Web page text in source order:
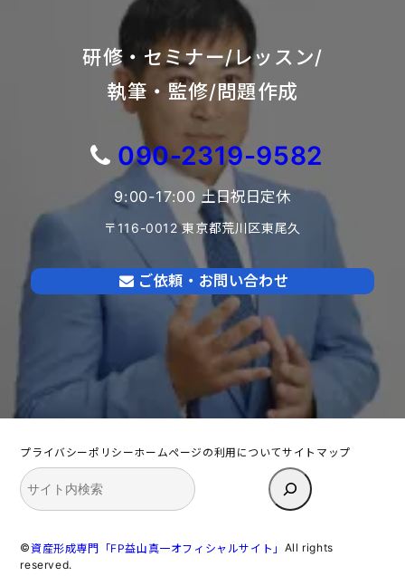
研修・セミナー/レッスン/
執筆・監修/問題作成
090-2319-9582
9:00-17:00 土日祝日定休
〒116-0012 東京都荒川区東尾久
ご依頼・お問い合わせ
プライバシーポリシーホームページの利用についてサイトマップ
検
索
©資産形成専門「FP益山真一オフィシャルサイト」 All rights
reserved.